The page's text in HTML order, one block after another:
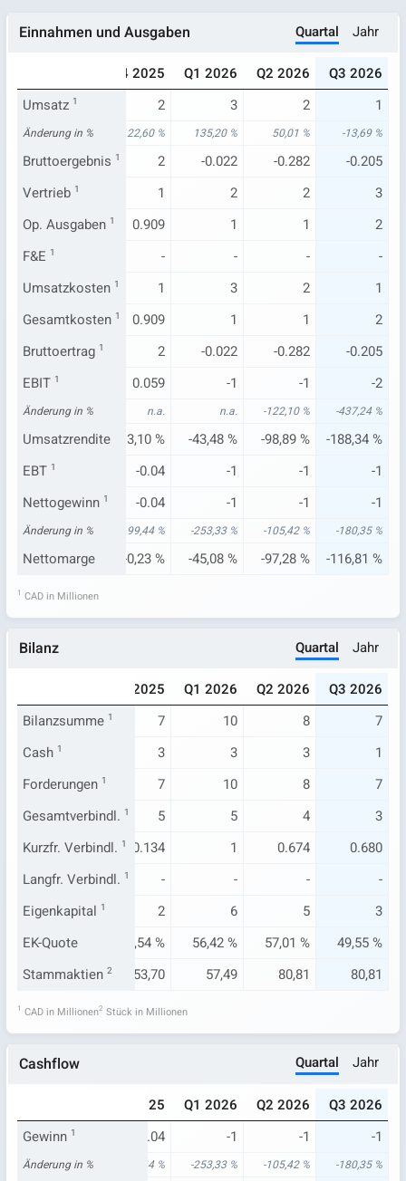
Einnahmen und Ausgaben Quartal Jahr
Q4 2025 Q1 2026 Q2 2026
Q3 2026
Umsatz 1 2 3 2 1
Änderung in %
20,60 % 122,60 % 135,20 % 50,01 % -13,69 %
Bruttoergebnis 1
1 2 -0.022 -0.282
-0.205
Vertrieb 1 1 2 2
3
Op. Ausgaben 1
2 0.909 1 1
2
F&E 1 - - -
-
Umsatzkosten 1
0.910 1 3 2
1
Gesamtkosten 1
2 0.909 1 1
2
Bruttoertrag 1
1 2 -0.022 -0.282
-0.205
EBIT 1-0.422 0.059 -1 -1 -2
Änderung in %
n.a. n.a. n.a. -122,10 % -437,24 %
Umsatzrendite
-30,25 % 3,10 % -43,48 % -98,89 %
-188,34 %
EBT 1 -0.04 -1 -1
-1
Nettogewinn 1
-0.501 -0.04 -1 -1 -1
Änderung in %
-150,37 % 99,44 % -253,33 % -105,42 % -180,35 %
Nettomarge
-35,96 % -0,23 % -45,08 % -97,28 % -116,81 %
1 CAD in Millionen
Bilanz Quartal Jahr
Q4 2025 Q1 2026 Q2 2026
Q3 2026
Bilanzsumme 1
6 7 10 8
7
Cash 1 3 3 3
1
Forderungen 1
6 7 10 8
7
Gesamtverbindl. 1
6 5 5 4
3
Kurzfr. Verbindl. 1
- 0.134 1 0.674
0.680
Langfr. Verbindl. 1
- - - -
-
Eigenkapital 1
0.176 2 6 5
3
EK-Quote
2,94 % 27,54 % 56,42 % 57,01 %
49,55 %
Stammaktien 2
53,69 53,70 57,49 80,81 80,81
1 CAD in Millionen2 Stück in Millionen
Cashflow Quartal Jahr
Q4 2025 Q1 2026 Q2 2026
Q3 2026
Gewinn 1
-0.501 -0.04 -1 -1 -1
Änderung in %
-150,37 % 99,44 % -253,33 % -105,42 % -180,35 %